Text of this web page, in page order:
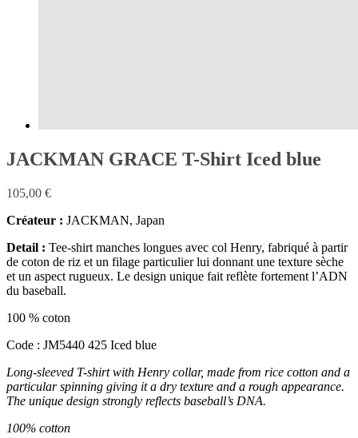
JACKMAN GRACE T-Shirt Iced blue
105,00 €
Créateur : JACKMAN, Japan
Detail : Tee-shirt manches longues avec col Henry, fabriqué à partir
de coton de riz et un filage particulier lui donnant une texture sèche
et un aspect rugueux. Le design unique fait reflète fortement l’ADN
du baseball.
100 % coton
Code : JM5440 425 Iced blue
Long-sleeved T-shirt with Henry collar, made from rice cotton and a
particular spinning giving it a dry texture and a rough appearance.
The unique design strongly reflects baseball’s DNA.
100% cotton